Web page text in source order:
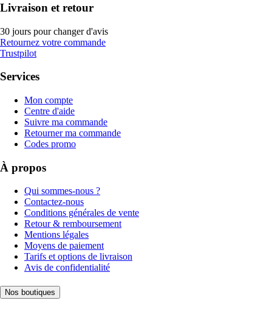
Livraison et retour
30 jours pour changer d'avis
Retournez votre commande
Trustpilot
Services
Mon compte
Centre d'aide
Suivre ma commande
Retourner ma commande
Codes promo
À propos
Qui sommes-nous ?
Contactez-nous
Conditions générales de vente
Retour & remboursement
Mentions légales
Moyens de paiement
Tarifs et options de livraison
Avis de confidentialité
Nos boutiques